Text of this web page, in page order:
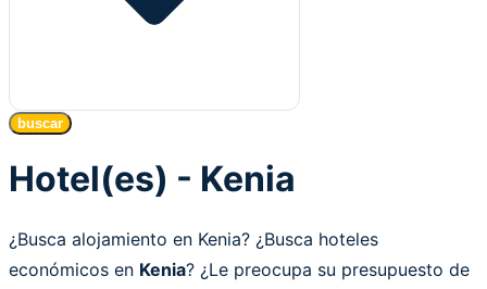
buscar
Hotel(es) - Kenia
¿Busca alojamiento en Kenia? ¿Busca hoteles
económicos en Kenia? ¿Le preocupa su presupuesto de